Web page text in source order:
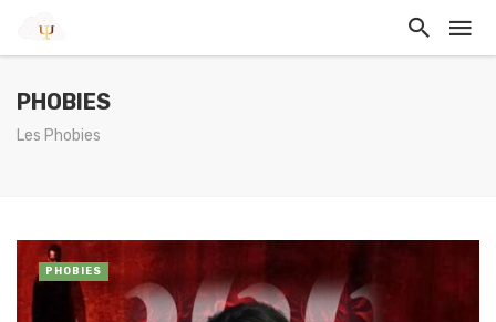
PHOBIES
Les Phobies
PHOBIES